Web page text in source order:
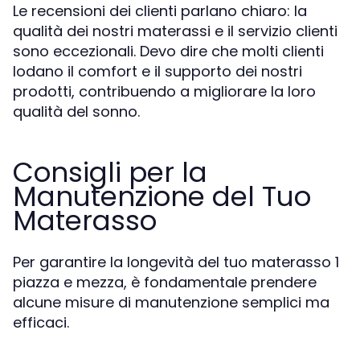
Le recensioni dei clienti parlano chiaro: la
qualità dei nostri materassi e il servizio clienti
sono eccezionali. Devo dire che molti clienti
lodano il comfort e il supporto dei nostri
prodotti, contribuendo a migliorare la loro
qualità del sonno.
Consigli per la
Manutenzione del Tuo
Materasso
Per garantire la longevità del tuo materasso 1
piazza e mezza, è fondamentale prendere
alcune misure di manutenzione semplici ma
efficaci.